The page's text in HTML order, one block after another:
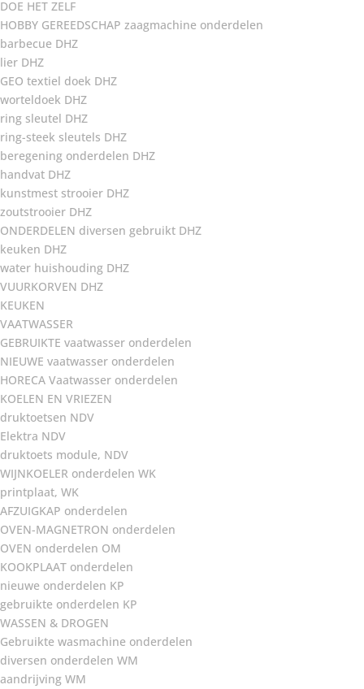
DOE HET ZELF
HOBBY GEREEDSCHAP zaagmachine onderdelen
barbecue DHZ
lier DHZ
GEO textiel doek DHZ
worteldoek DHZ
ring sleutel DHZ
ring-steek sleutels DHZ
beregening onderdelen DHZ
handvat DHZ
kunstmest strooier DHZ
zoutstrooier DHZ
ONDERDELEN diversen gebruikt DHZ
keuken DHZ
water huishouding DHZ
VUURKORVEN DHZ
KEUKEN
VAATWASSER
GEBRUIKTE vaatwasser onderdelen
NIEUWE vaatwasser onderdelen
HORECA Vaatwasser onderdelen
KOELEN EN VRIEZEN
druktoetsen NDV
Elektra NDV
druktoets module, NDV
WIJNKOELER onderdelen WK
printplaat, WK
AFZUIGKAP onderdelen
OVEN-MAGNETRON onderdelen
OVEN onderdelen OM
KOOKPLAAT onderdelen
nieuwe onderdelen KP
gebruikte onderdelen KP
WASSEN & DROGEN
Gebruikte wasmachine onderdelen
diversen onderdelen WM
aandrijving WM